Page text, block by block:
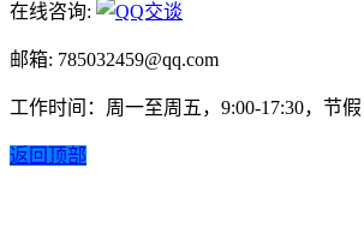
在线咨询:
邮箱: 785032459@qq.com
工作时间：周一至周五，9:00-17:30，节
返回顶部